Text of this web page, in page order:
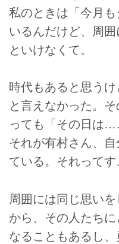
私のときは「今月
いるんだけど、周
といけなくて。
時代もあると思うけ
と言えなかった。
っても「その日は
それが有村さん、
ている。それってす
周囲には同じ思い
から、その人たち
なることもあるし